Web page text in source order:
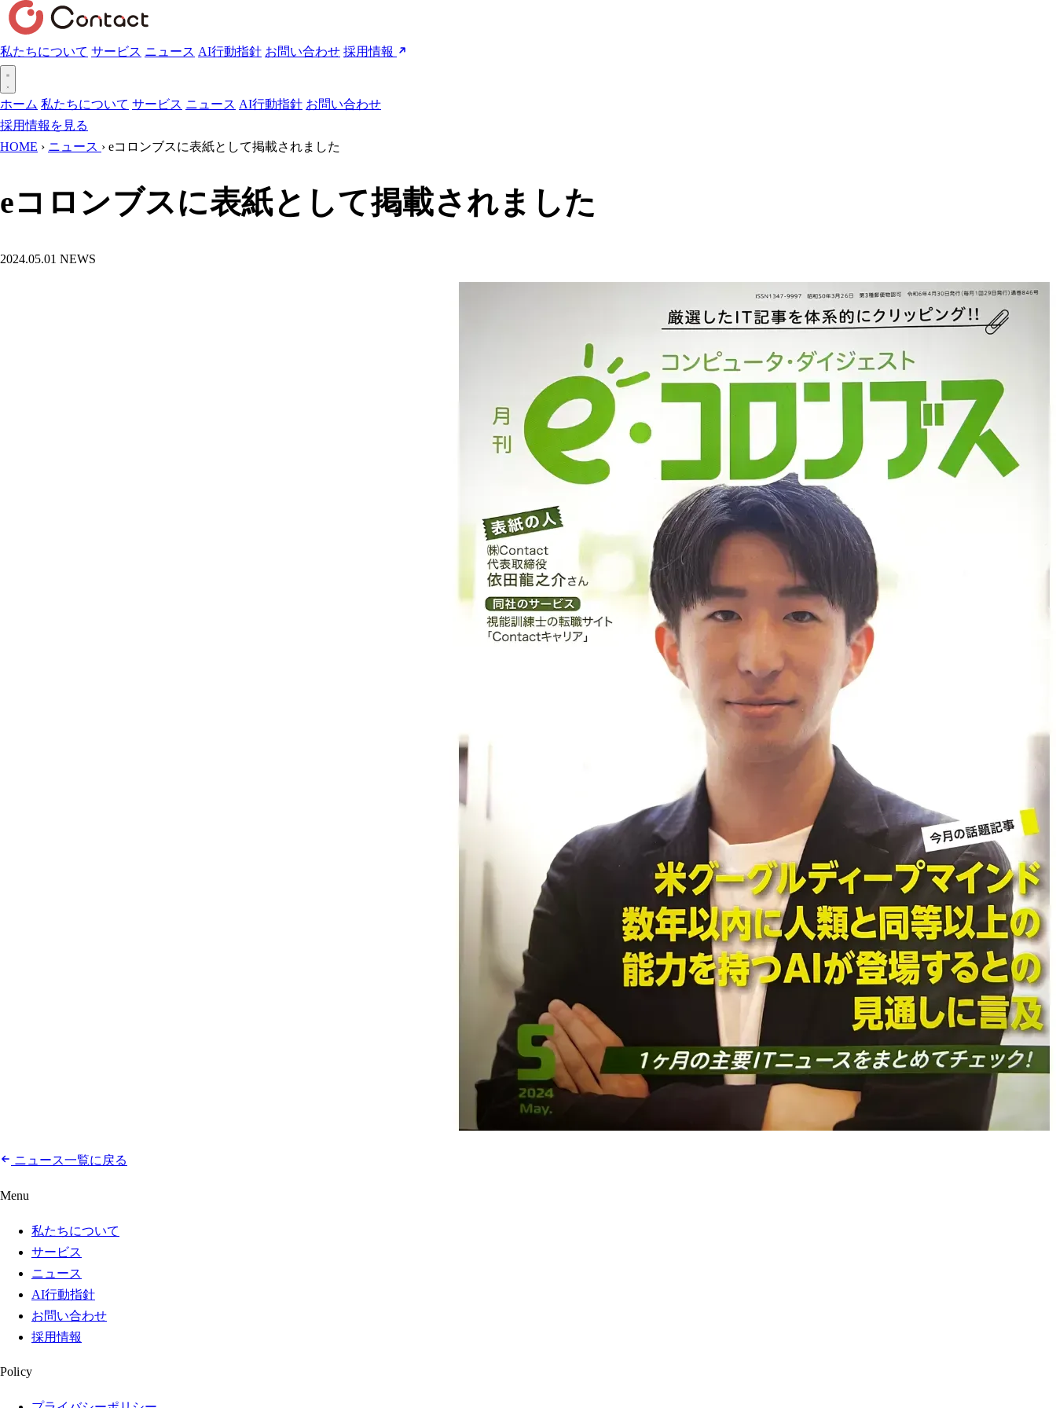
私たちについて サービス ニュース AI行動指針 お問い合わせ 採用情報
ホーム 私たちについて サービス ニュース AI行動指針 お問い合わせ
採用情報を見る
HOME › ニュース › eコロンブスに表紙として掲載されました
eコロンブスに表紙として掲載されました
2024.05.01 NEWS
ニュース一覧に戻る
Menu
私たちについて
サービス
ニュース
AI行動指針
お問い合わせ
採用情報
Policy